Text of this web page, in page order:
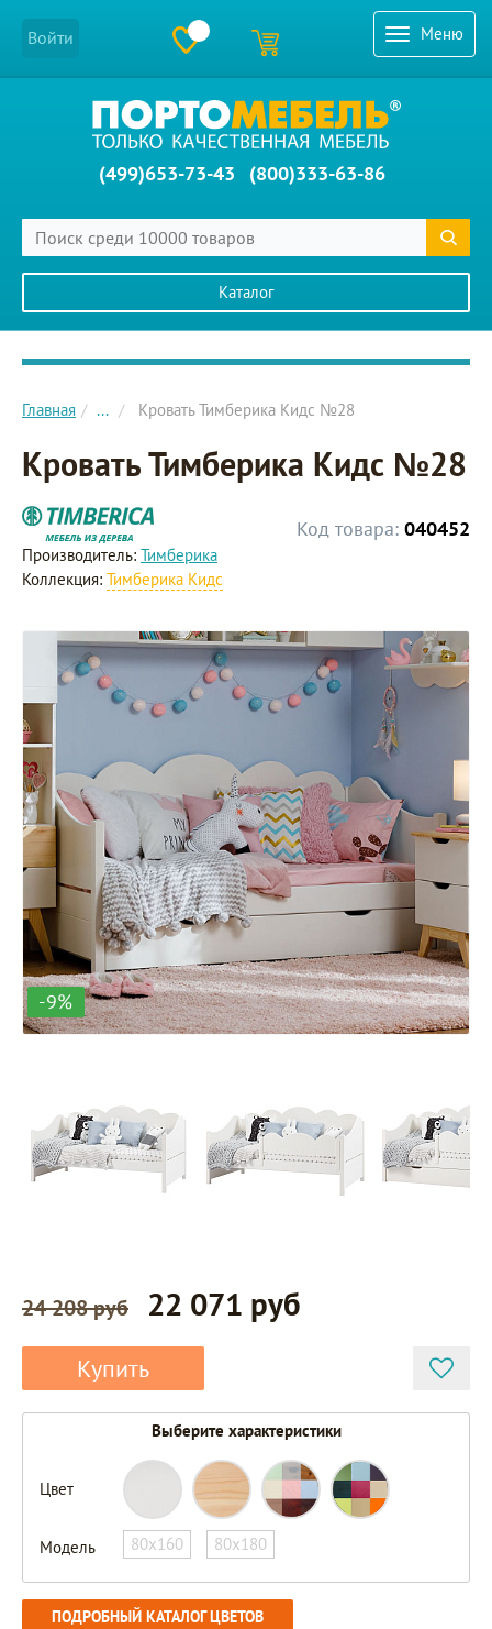
Меню
Войти
(499)653-73-43 (800)333-63-86
Каталог
Главное меню сайта
Главная ... Кровать Тимберика Кидс №28
Кровать Тимберика Кидс №28
Код товара: 040452
Производитель: Тимберика
Коллекция: Тимберика Кидс
-9%
24 208 руб 22 071 руб
Купить
Выберите характеристики
Цвет
Модель 80х160 80х180
ПОДРОБНЫЙ КАТАЛОГ ЦВЕТОВ